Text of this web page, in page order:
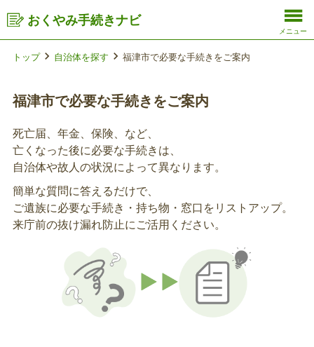
おくやみ手続きナビ
メニュー
トップ 自治体を探す 福津市で必要な手続きをご案内
福津市で必要な手続きをご案内
死亡届、年金、保険、など、
亡くなった後に必要な手続きは、
自治体や故人の状況によって異なります。
簡単な質問に答えるだけで、
ご遺族に必要な手続き・持ち物・窓口をリストアップ。
来庁前の抜け漏れ防止にご活用ください。